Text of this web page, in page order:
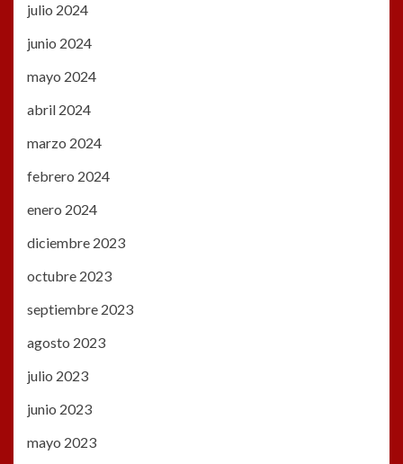
julio 2024
junio 2024
mayo 2024
abril 2024
marzo 2024
febrero 2024
enero 2024
diciembre 2023
octubre 2023
septiembre 2023
agosto 2023
julio 2023
junio 2023
mayo 2023